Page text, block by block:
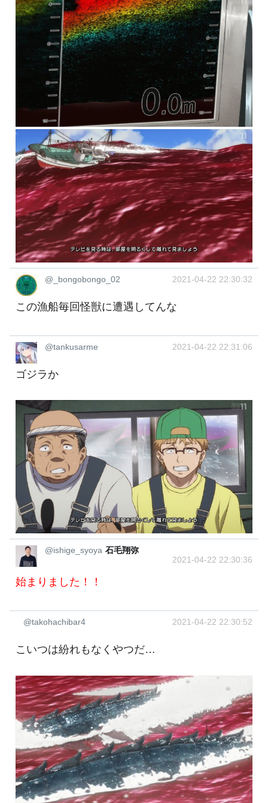
@_bongobongo_02 2021-04-22 22:30:32
この漁船毎回怪獣に遭遇してんな
@tankusarme 2021-04-22 22:31:06
ゴジラか
@ishige_syoya 石毛翔弥
2021-04-22 22:30:36
始まりました！！
@takohachibar4 2021-04-22 22:30:52
こいつは紛れもなくやつだ…